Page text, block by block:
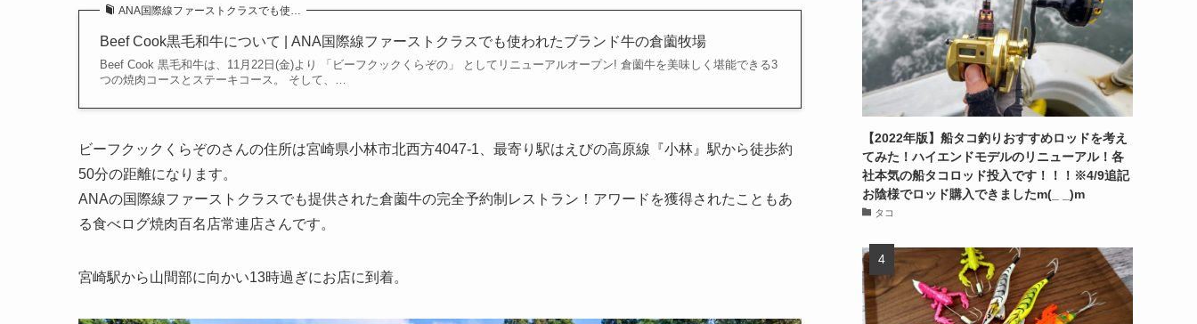
ANA国際線ファーストクラスでも使…
Beef Cook黒毛和牛について | ANA国際線ファーストクラスでも使われたブランド牛の倉薗牧場
Beef Cook 黒毛和牛は、11月22日(金)より 「ビーフクックくらぞの」 としてリニューアルオープン! 倉薗牛を美味しく堪能できる3
つの焼肉コースとステーキコース。 そして、…
ビーフクックくらぞのさんの住所は宮崎県小林市北西方4047-1、最寄り駅はえびの高原線『小林』駅から徒歩約
50分の距離になります。
ANAの国際線ファーストクラスでも提供された倉薗牛の完全予約制レストラン！アワードを獲得されたこともあ
る食べログ焼肉百名店常連店さんです。
宮崎駅から山間部に向かい13時過ぎにお店に到着。
【2022年版】船タコ釣りおすすめロッドを考え
てみた！ハイエンドモデルのリニューアル！各
社本気の船タコロッド投入です！！！※4/9追記
お陰様でロッド購入できましたm(_ _)m
タコ